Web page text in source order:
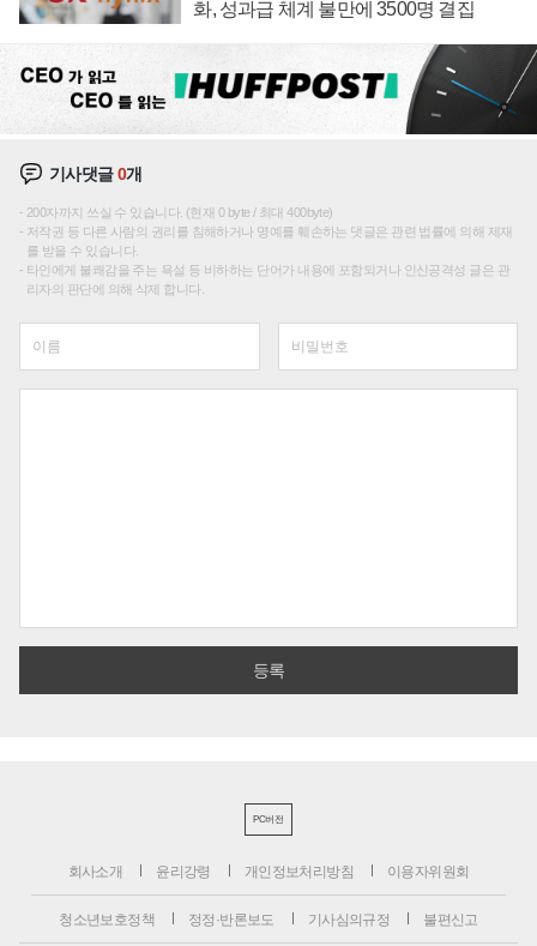
화, 성과급 체계 불만에 3500명 결집
기사댓글0개
200자까지 쓰실 수 있습니다. (현재 0 byte / 최대 400byte)
저작권 등 다른 사람의 권리를 침해하거나 명예를 훼손하는 댓글은 관련 법률에 의해 제재
를 받을 수 있습니다.
타인에게 불쾌감을 주는 욕설 등 비하하는 단어가 내용에 포함되거나 인신공격성 글은 관
리자의 판단에 의해 삭제 합니다.
PC버전
회사소개 윤리강령 개인정보처리방침 이용자위원회
청소년보호정책 정정·반론보도 기사심의규정 불편신고